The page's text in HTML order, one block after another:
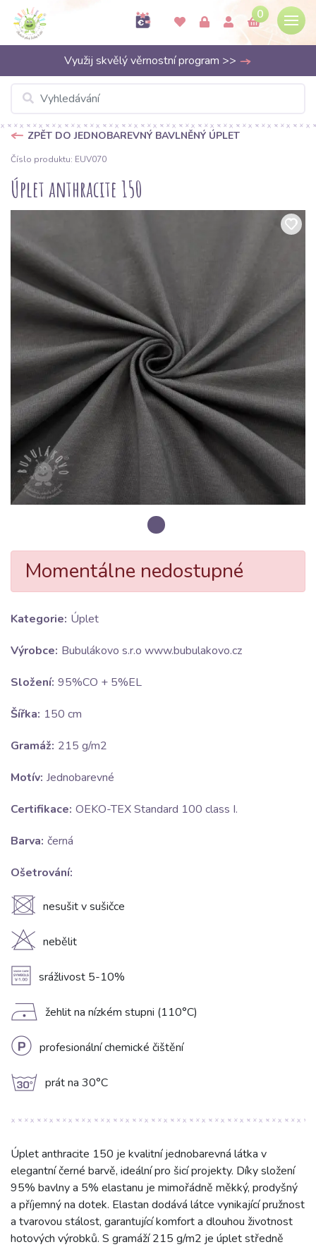
0
Využij skvělý věrnostní program >>
ZPĚT DO JEDNOBAREVNÝ BAVLNĚNÝ ÚPLET
Číslo produktu: EUV070
Úplet anthracite 150
Momentálne nedostupné
Kategorie: Úplet
Výrobce: Bubulákovo s.r.o www.bubulakovo.cz
Složení: 95%CO + 5%EL
Šířka: 150 cm
Gramáž: 215 g/m2
Motív: Jednobarevné
Certifikace: OEKO-TEX Standard 100 class I.
Barva: černá
Ošetrování:
U nesušit v sušičce
H nebělit
A srážlivost 5-10%
D žehlit na nízkém stupni (110°C)
L profesionální chemické čištění
g prát na 30°C
Úplet anthracite 150 je kvalitní jednobarevná látka v
elegantní černé barvě, ideální pro šicí projekty. Díky složení
95% bavlny a 5% elastanu je mimořádně měkký, prodyšný
a příjemný na dotek. Elastan dodává látce vynikající pružnost
a tvarovou stálost, garantující komfort a dlouhou životnost
hotových výrobků. S gramáží 215 g/m2 je úplet středně